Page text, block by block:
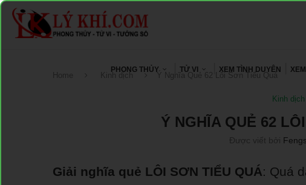
PHONG THỦY TỬ VI XEM TÌNH DUYÊN
Home Kinh dịch Ý Nghĩa Quẻ 62 Lôi Sơn Tiểu Quá
Kinh dịch
Ý NGHĨA QUẺ 62
Được viết bởi
Giải nghĩa quẻ LÔI SƠN TIỂU QUÁ: Quá